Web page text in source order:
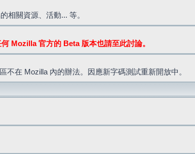
相關資源、活動... 等。
何 Mozilla 官方的 Beta 版本也請至此討論。
在 Mozilla 內的辦法。因應新字碼測試重新開放中。